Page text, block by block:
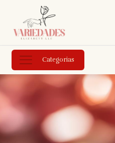
Categorias